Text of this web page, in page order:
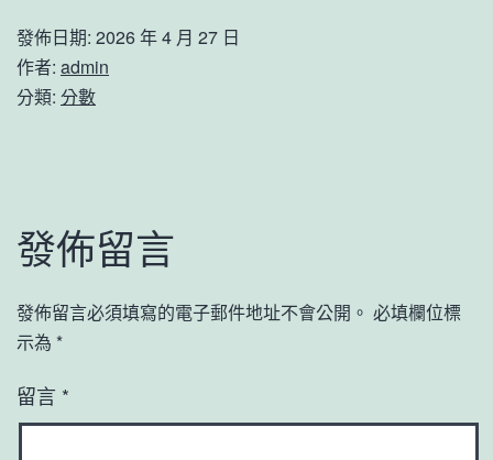
發佈日期: 2026 年 4 月 27 日
作者: admin
分類: 分數
發佈留言
發佈留言必須填寫的電子郵件地址不會公開。 必填欄位標
示為 *
留言 *